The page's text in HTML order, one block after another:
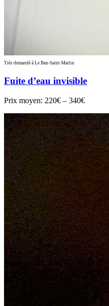
Très demandé à Le Ban-Saint-Martin
Fuite d’eau invisible
Prix moyen: 220€ – 340€